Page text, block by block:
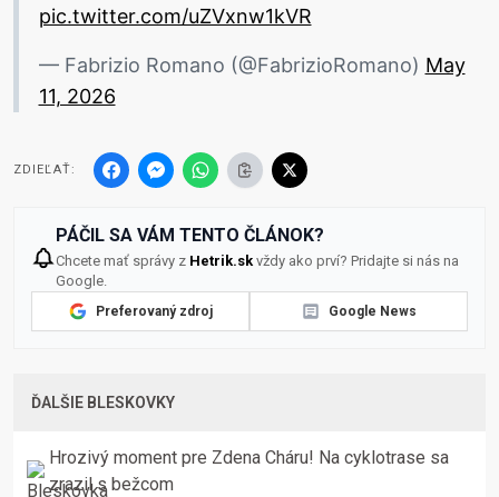
pic.twitter.com/uZVxnw1kVR
— Fabrizio Romano (@FabrizioRomano) May
11, 2026
ZDIEĽAŤ:
PÁČIL SA VÁM TENTO ČLÁNOK?
Chcete mať správy z Hetrik.skvždy ako prví? Pridajte si nás na
Google.
Preferovaný zdroj Google News
ĎALŠIE BLESKOVKY
Hrozivý moment pre Zdena Cháru! Na cyklotrase sa
zrazil s bežcom